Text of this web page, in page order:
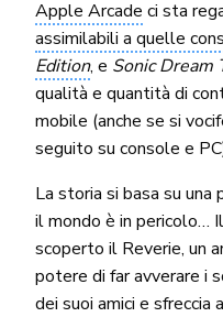
Apple Arcade ci sta
assimilabili a quelle
Edition, e Sonic Dream
qualità e quantità di
mobile (anche se si
seguito su console e
La storia si basa su
il mondo è in pericolo…
scoperto il Reverie, un
potere di far avverare i
dei suoi amici e